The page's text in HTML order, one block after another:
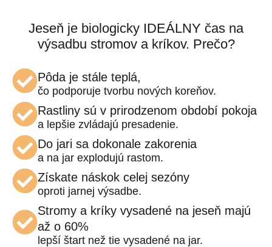
Jeseň je biologicky IDEÁLNY čas na
výsadbu stromov a kríkov. Prečo?
Pôda je stále teplá,
čo podporuje tvorbu nových koreňov.
Rastliny sú v prirodzenom období pokoja
a lepšie zvládajú presadenie.
Do jari sa dokonale zakorenia
a na jar explodujú rastom.
Získate náskok celej sezóny
oproti jarnej výsadbe.
Stromy a kríky vysadené na jeseň majú
až o 60%
lepší štart než tie vysadené na jar.